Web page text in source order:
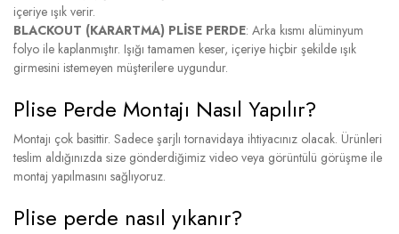
içeriye ışık verir.
BLACKOUT (KARARTMA) PLİSE PERDE: Arka kısmı alüminyum
folyo ile kaplanmıştır. Işığı tamamen keser, içeriye hiçbir şekilde ışık
girmesini istemeyen müşterilere uygundur.
Plise Perde Montajı Nasıl Yapılır?
Montajı çok basittir. Sadece şarjlı tornavidaya ihtiyacınız olacak. Ürünleri
teslim aldığınızda size gönderdiğimiz video veya görüntülü görüşme ile
montaj yapılmasını sağlıyoruz.
Plise perde nasıl yıkanır?